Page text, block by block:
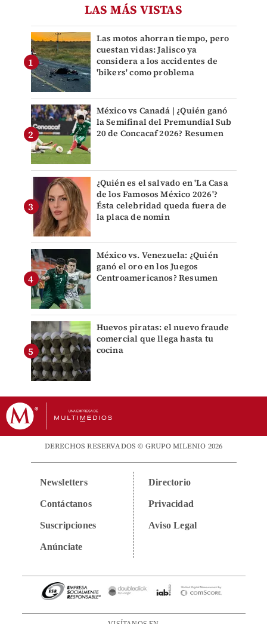
LAS MÁS VISTAS
Las motos ahorran tiempo, pero
cuestan vidas: Jalisco ya
considera a los accidentes de
'bikers' como problema
México vs Canadá | ¿Quién ganó
la Semifinal del Premundial Sub
20 de Concacaf 2026? Resumen
¿Quién es el salvado en 'La Casa
de los Famosos México 2026'?
Ésta celebridad queda fuera de
la placa de nomin
México vs. Venezuela: ¿Quién
ganó el oro en los Juegos
Centroamericanos? Resumen
Huevos piratas: el nuevo fraude
comercial que llega hasta tu
cocina
DERECHOS RESERVADOS © GRUPO MILENIO 2026
Newsletters
Contáctanos
Suscripciones
Anúnciate
Directorio
Privacidad
Aviso Legal